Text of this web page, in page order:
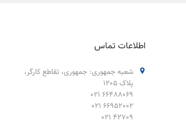
اطلاعات تماس
شعبه جمهوری: جمهوری، تقاطع کارگر،
پلاک 1205
66488069 021
66952002 021
42709 021